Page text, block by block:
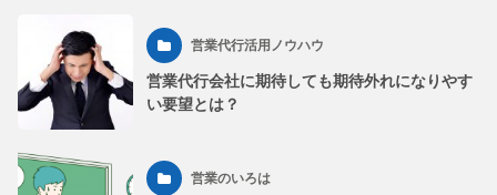
営業代行活用ノウハウ
営業代行会社に期待しても期待外れになりやす
い要望とは？
営業のいろは